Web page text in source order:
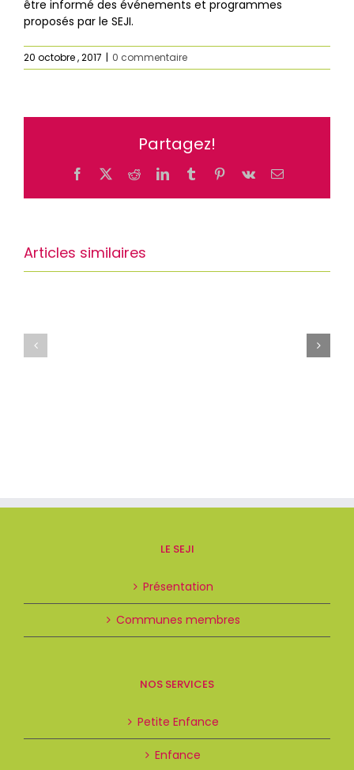
être informé des événements et programmes
proposés par le SEJI.
20 octobre , 2017 | 0 commentaire
Partagez!
Facebook
X RedditLinkedInTumblrPinterest
Vk Email
Articles similaires
LE SEJI
Présentation
Communes membres
NOS SERVICES
Petite Enfance
Enfance